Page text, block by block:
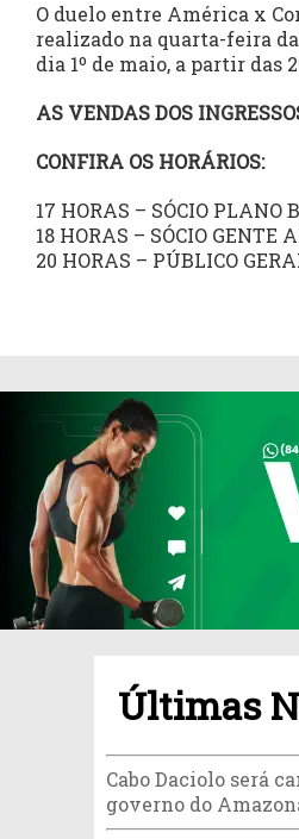
O duelo entre América x
realizado na quarta-feira
dia 1º de maio, a partir das
AS VENDAS DOS
CONFIRA OS HORÁRIOS:
17 HORAS – SÓCIO PLANO
18 HORAS – SÓCIO GENTE
20 HORAS – PÚBLICO
Últimas
Cabo Daciolo será
governo do